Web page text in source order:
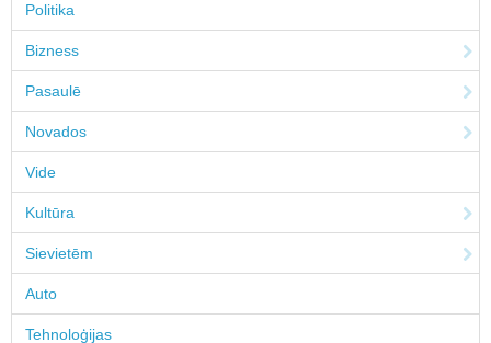
Politika
Bizness
Pasaulē
Novados
Vide
Kultūra
Sievietēm
Auto
Tehnoloģijas